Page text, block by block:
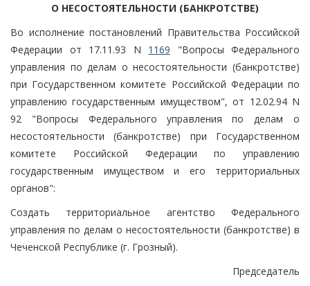
О НЕСОСТОЯТЕЛЬНОСТИ (БАНКРОТСТВЕ)
Во исполнение постановлений Правительства Российской
Федерации от 17.11.93 N 1169 "Вопросы Федерального
управления по делам о несостоятельности (банкротстве)
при Государственном комитете Российской Федерации по
управлению государственным имуществом", от 12.02.94 N
92 "Вопросы Федерального управления по делам о
несостоятельности (банкротстве) при Государственном
комитете Российской Федерации по управлению
государственным имуществом и его территориальных
органов":
Создать территориальное агентство Федерального
управления по делам о несостоятельности (банкротстве) в
Чеченской Республике (г. Грозный).
Председатель